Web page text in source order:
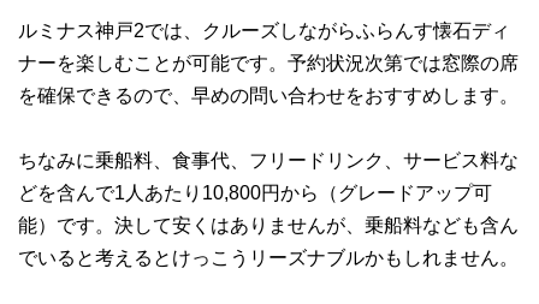
ルミナス神戸2では、クルーズしながらふらんす懐石ディ
ナーを楽しむことが可能です。予約状況次第では窓際の席
を確保できるので、早めの問い合わせをおすすめします。
ちなみに乗船料、食事代、フリードリンク、サービス料な
どを含んで1人あたり10,800円から（グレードアップ可
能）です。決して安くはありませんが、乗船料なども含ん
でいると考えるとけっこうリーズナブルかもしれません。